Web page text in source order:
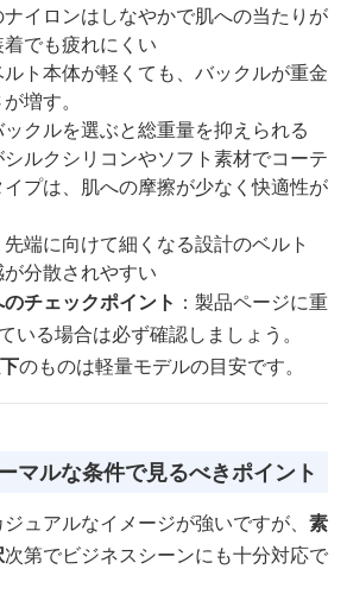
ナイロンはしなやかで肌への当たりが
でも疲れにくい
ルト本体が軽くても、バックルが重金
増す。
クルを選ぶと総重量を抑えられる
シルクシリコンやソフト素材でコーテ
プは、肌への摩擦が少なく快適性が
端に向けて細くなる設計のベルト
分散されやすい
チェックポイント ：製品ページに重
いる場合は必ず確認しましょう。
のものは軽量モデルの目安です。
マルな条件で見るべきポイント
ュアルなイメージが強いですが、 素
次第でビジネスシーンにも十分対応で